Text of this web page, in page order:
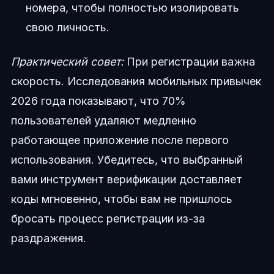
номера, чтобы полностью изолировать
свою личность.
Практический совет:При регистрации важна
скорость. Исследования мобильных привычек
2026 года показывают, что 70%
пользователей удаляют медленно
работающее приложение после первого
использования. Убедитесь, что выбранный
вами инструмент верификации доставляет
коды мгновенно, чтобы вам не пришлось
бросать процесс регистрации из-за
раздражения.